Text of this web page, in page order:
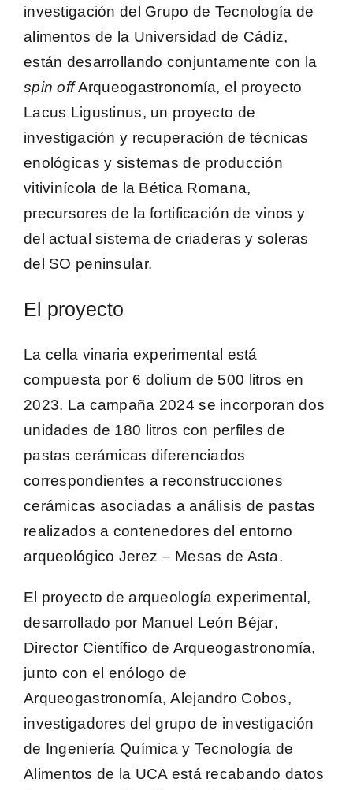
investigación del Grupo de Tecnología de
alimentos de la Universidad de Cádiz,
están desarrollando conjuntamente con la
spin offArqueogastronomía, el proyecto
Lacus Ligustinus, un proyecto de
investigación y recuperación de técnicas
enológicas y sistemas de producción
vitivinícola de la Bética Romana,
precursores de la fortificación de vinos y
del actual sistema de criaderas y soleras
del SO peninsular.
El proyecto
La cella vinaria experimental está
compuesta por 6 dolium de 500 litros en
2023. La campaña 2024 se incorporandos
unidades de 180 litros con perfiles de
pastas cerámicas diferenciados
correspondientes a reconstrucciones
cerámicas asociadas a análisis de pastas
realizados a contenedores del entorno
arqueológico Jerez – Mesas de Asta.
El proyecto de arqueología experimental,
desarrollado por Manuel León Béjar,
Director Científico de Arqueogastronomía,
junto con el enólogo de
Arqueogastronomía,Alejandro Cobos,
investigadores del grupo de investigación
de Ingeniería Química y Tecnología de
Alimentos de la UCA está recabando datos